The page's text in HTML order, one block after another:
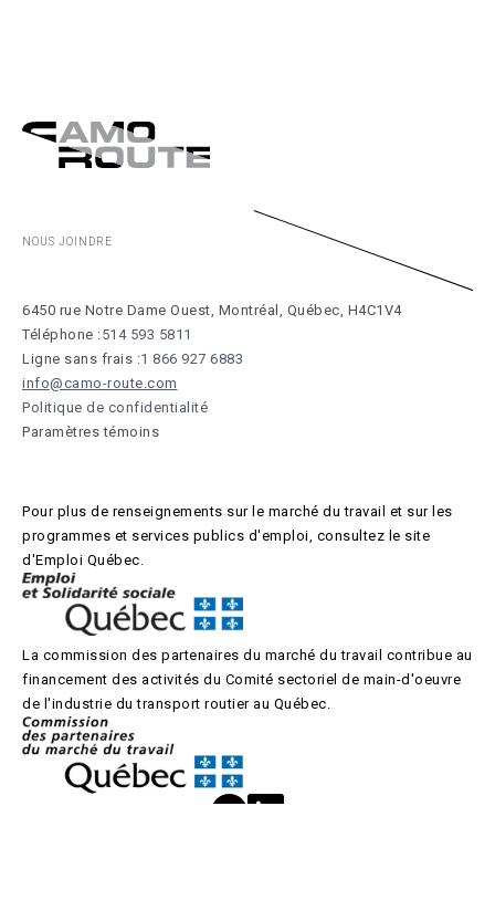
NOUS JOINDRE
6450 rue Notre Dame Ouest, Montréal, Québec, H4C1V4
Téléphone :514 593 5811
Ligne sans frais :1 866 927 6883
info@camo-route.com
Politique de confidentialité
Paramètres témoins
Pour plus de renseignements sur le marché du travail et sur les
programmes et services publics d'emploi, consultez le site
d'Emploi Québec.
La commission des partenaires du marché du travail contribue au
financement des activités du Comité sectoriel de main-d'oeuvre
de l'industrie du transport routier au Québec.